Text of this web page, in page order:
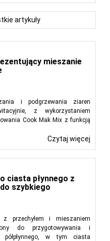
mieszanie
i podgrzewania ziaren
z wykorzystaniem
Cook Mak Mix z funkcją
Czytaj więcej
ciasta płynnego z
szybkiego
przechyłem i mieszaniem
do przygotowywania i
w tym ciasta
artykuły